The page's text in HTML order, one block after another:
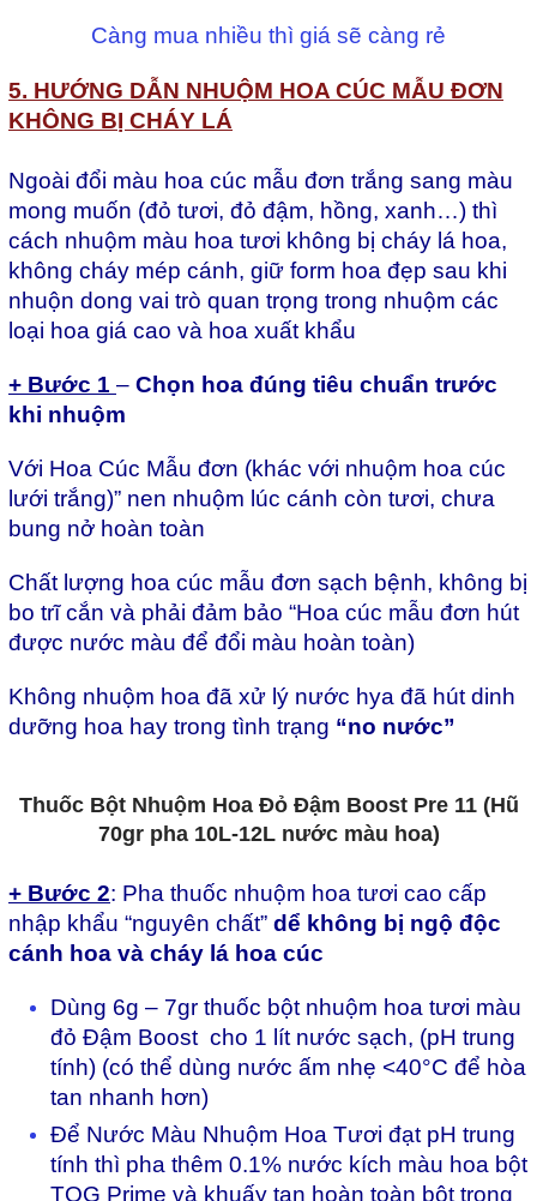
Càng mua nhiều thì giá sẽ càng rẻ
5. HƯỚNG DẪN NHUỘM HOA CÚC MẪU ĐƠN
KHÔNG BỊ CHÁY LÁ
Ngoài đổi màu hoa cúc mẫu đơn trắng sang màu
mong muốn (đỏ tươi, đỏ đậm, hồng, xanh…) thì
cách nhuộm màu hoa tươi không bị cháy lá hoa,
không cháy mép cánh, giữ form hoa đẹp sau khi
nhuộn dong vai trò quan trọng trong nhuộm các
loại hoa giá cao và hoa xuất khẩu
+ Bước 1 – Chọn hoa đúng tiêu chuẩn trước
khi nhuộm
Với Hoa Cúc Mẫu đơn (khác với nhuộm hoa cúc
lưới trắng)” nen nhuộm lúc cánh còn tươi, chưa
bung nở hoàn toàn
Chất lượng hoa cúc mẫu đơn sạch bệnh, không bị
bo trĩcắn và phải đảm bảo “Hoa cúc mẫu đơn hút
được nước màu để đổi màu hoàn toàn)
Không nhuộm hoa đã xử lý nước hya đã hút dinh
dưỡng hoa hay trong tình trạng “no nước”
Thuốc Bột Nhuộm Hoa Đỏ Đậm Boost Pre 11 (Hũ
70gr pha 10L-12L nước màu hoa)
+ Bước 2: Pha thuốc nhuộm hoa tươi cao cấp
nhập khẩu “nguyên chất” dể không bị ngộ độc
cánh hoa và cháy lá hoa cúc
Dùng 6g – 7gr thuốc bột nhuộm hoa tươi màu
đỏ Đậm Boost cho 1 lít nước sạch, (pH trung
tính) (có thể dùng nước ấm nhẹ <40°C để hòa
tan nhanh hơn)
Để Nước Màu Nhuộm Hoa Tươi đạt pH trung
tính thì pha thêm 0.1% nước kích màu hoa bột
TOG Prime và khuấy tan hoàn toàn bột trong